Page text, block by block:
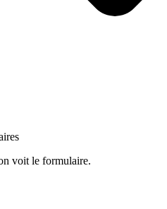
voit le formulaire.